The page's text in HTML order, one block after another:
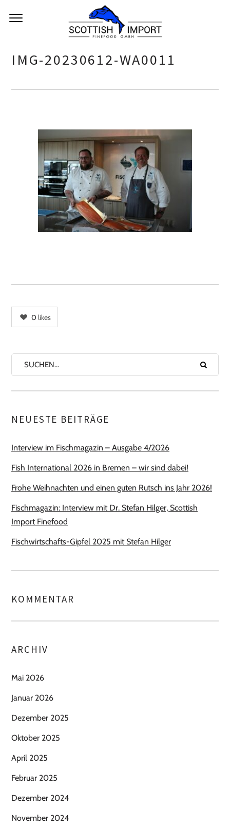
IMG-20230612-WA0011
0 likes
NEUESTE BEITRÄGE
Interview im Fischmagazin – Ausgabe 4/2026
Fish International 2026 in Bremen – wir sind dabei!
Frohe Weihnachten und einen guten Rutsch ins Jahr 2026!
Fischmagazin: Interview mit Dr. Stefan Hilger, Scottish
Import Finefood
Fischwirtschafts-Gipfel 2025 mit Stefan Hilger
KOMMENTAR
ARCHIV
Mai 2026
Januar 2026
Dezember 2025
Oktober 2025
April 2025
Februar 2025
Dezember 2024
November 2024